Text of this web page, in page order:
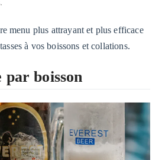
menu plus attrayant et plus efficace
à vos boissons et collations.
par boisson